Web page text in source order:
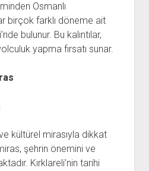
Osmanlı
birçok farklı döneme ait
bulunur. Bu kalıntılar,
yapma fırsatı sunar.
kültürel mirasıyla dikkat
şehrin önemini ve
Kırklareli’nin tarihi